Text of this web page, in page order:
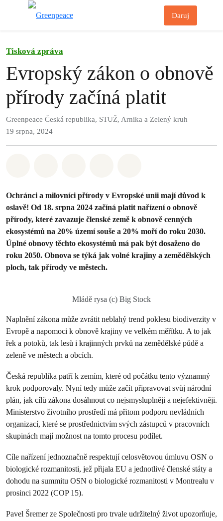
Daruj
Tisková zpráva
Evropský zákon o obnově
přírody začíná platit
Greenpeace Česká republika, STUŽ, Arnika a Zelený kruh
19 srpna, 2024
Ochránci a milovníci přírody v Evropské unii mají důvod k
oslavě! Od 18. srpna 2024 začíná platit nařízení o obnově
přírody, které zavazuje členské země k obnově cenných
ekosystémů na 20% území souše a 20% moří do roku 2030.
Úplné obnovy těchto ekosystémů má pak být dosaženo do
roku 2050. Obnova se týká jak volné krajiny a zemědělských
ploch, tak přírody ve městech.
Mládě rysa (c) Big Stock
Naplnění zákona může zvrátit neblahý trend poklesu biodiverzity v
Evropě a napomoci k obnově krajiny ve velkém měřítku. A to jak
řek a potoků, tak lesů i krajinných prvků na zemědělské půdě a
zeleně ve městech a obcích.
Česká republika patří k zemím, které od počátku tento významný
krok podporovaly. Nyní tedy může začít připravovat svůj národní
plán, jak cílů zákona dosáhnout co nejsmysluplněji a nejefektivněji.
Ministerstvo životního prostředí má přitom podporu nevládních
organizací, které se prostřednictvím svých zástupců v pracovních
skupinách mají možnost na tomto procesu podílet.
Cíle nařízení jednoznačně respektují celosvětovou úmluvu OSN o
biologické rozmanitosti, jež přijala EU a jednotlivé členské státy a
dohodu na summitu OSN o biologické rozmanitosti v Montrealu v
prosinci 2022 (COP 15).
Pavel Šremer ze Společnosti pro trvale udržitelný život upozorňuje,